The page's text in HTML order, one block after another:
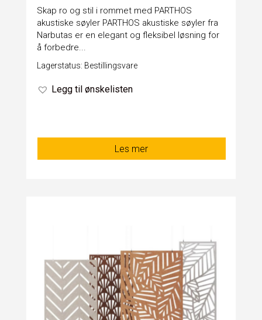
Skap ro og stil i rommet med PARTHOS
akustiske søyler PARTHOS akustiske søyler fra
Narbutas er en elegant og fleksibel løsning for
å forbedre...
Lagerstatus: Bestillingsvare
Legg til ønskelisten
Les mer